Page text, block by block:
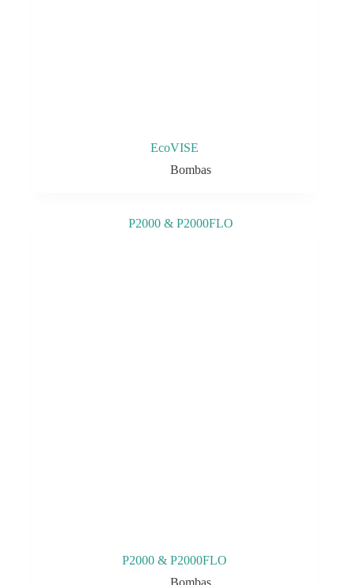
EcoVISE
Bombas
P2000 & P2000FLO